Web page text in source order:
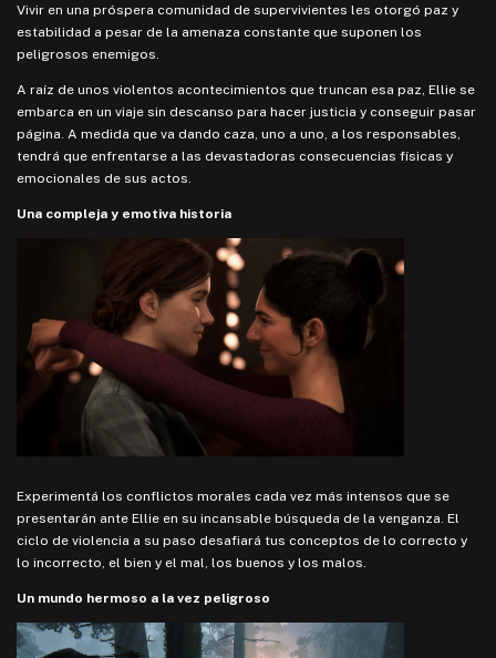
Una experiencia de juego llena de tensión, acción y supervivencia
desesperada
Los nuevos y mejorados sistemas de juego marcarán la diferencia
entre la vida y la muerte en el viaje de Ellie por un mundo hostil.
Sentí su desdesperada lucha por la supervivencia a través de
mecánicas mejoradas, como intensos combates cuerpo a cuerpo,
movimientos fluidos y tácticas de sigilo dinámicas.
Vivir en una próspera comunidad de supervivientes les otorgó paz y
estabilidad a pesar de la amenaza constante que suponen los
peligrosos enemigos.
A raíz de unos violentos acontecimientos que truncan esa paz, Ellie se
embarca en un viaje sin descanso para hacer justicia y conseguir pasar
página. A medida que va dando caza, uno a uno, a los responsables,
tendrá que enfrentarse a las devastadoras consecuencias físicas y
emocionales de sus actos.
Una compleja y emotiva historia
Experimentá los conflictos morales cada vez más intensos que se
presentarán ante Ellie en su incansable búsqueda de la venganza. El
ciclo de violencia a su paso desafiará tus conceptos de lo correcto y
lo incorrecto, el bien y el mal, los buenos y los malos.
Un mundo hermoso a la vez peligroso